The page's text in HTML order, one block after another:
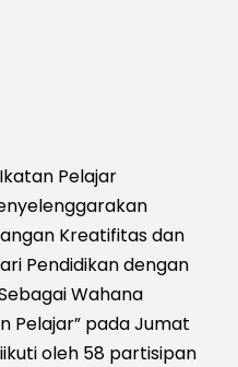
Pelajar
Kreatifitas dan
Pendidikan dengan
Wahana
Pelajar” pada Jumat
oleh 58 partisipan